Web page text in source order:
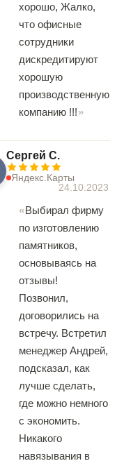
хорошо, Жалко,
что офисные
сотрудники
дискредитируют
хорошую
производственную
компанию !!!
Сергей С.
Яндекс.Карты
24.10.2023
Выбирал фирму
по изготовлению
памятников,
основываясь на
отзывы!
Позвонил,
договорились на
встречу. Встретил
менеджер Андрей,
подсказал, как
лучше сделать,
где можно немного
с экономить.
Никакого
навязывания в